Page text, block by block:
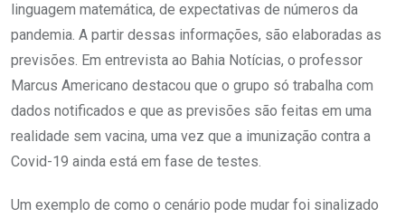
linguagem matemática, de expectativas de números da
pandemia. A partir dessas informações, são elaboradas as
previsões. Em entrevista ao Bahia Notícias, o professor
Marcus Americano destacou que o grupo só trabalha com
dados notificados e que as previsões são feitas em uma
realidade sem vacina, uma vez que a imunização contra a
Covid-19 ainda está em fase de testes.
Um exemplo de como o cenário pode mudar foi sinalizado